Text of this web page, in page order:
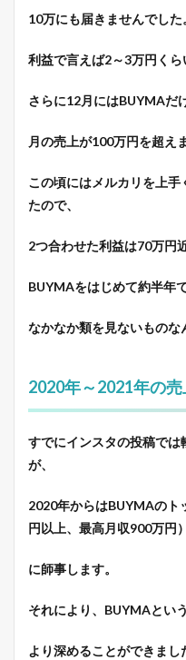
10万にも届きませんでした
利益で言えば2～3万円くら
さらに12月にはBUYMAだ
月の売上が100万円を超えま
この頃にはメルカリを上
たので、
2つ合わせた利益は70万円
BUYMAをはじめて約半年
なかなか類を見ないものな
2020年～2021年の売
すでにインスタの投稿で
が、
2020年からはBUYMAのト
円以上、最高月収900万円）
に師事します。
それにより、BUYMAとい
より深めることができまし